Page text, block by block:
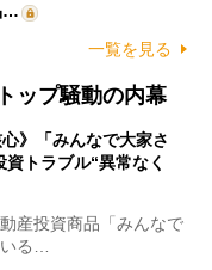
…
一覧を見る
ップ騒動の内幕
》「みんなで大家さ
トラブル“異常なく
産投資商品「みんなで
いる…